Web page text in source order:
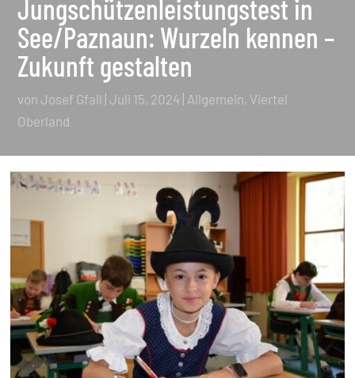
Jungschützenleistungstest in
See/Paznaun: Wurzeln kennen –
Zukunft gestalten
von Josef Gfall | Juli 15, 2024 | Allgemein, Viertel
Oberland